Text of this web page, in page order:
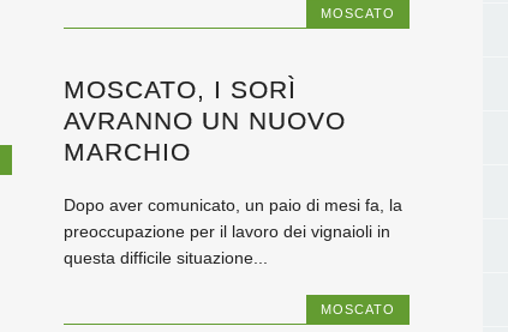
MOSCATO
MOSCATO, I SORÌ
AVRANNO UN NUOVO
MARCHIO
Dopo aver comunicato, un paio di mesi fa, la
preoccupazione per il lavoro dei vignaioli in
questa difficile situazione...
MOSCATO